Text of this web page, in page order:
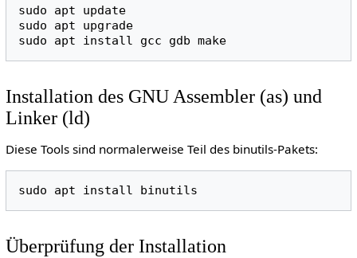
sudo apt
update
sudo
apt
upgrade
sudo
apt install gcc gdb
Installation des GNU Assembler (as) und
Linker (ld)
Diese Tools sind normalerweise Teil des binutils-Pakets:
sudo apt install
Überprüfung der Installation